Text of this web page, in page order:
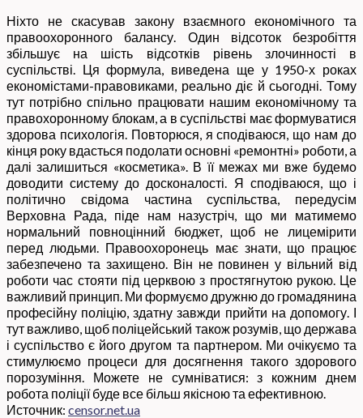
Ніхто не скасував закону взаємного економічного та
правоохоронного балансу. Один відсоток безробіття
збільшує на шість відсотків рівень злочинності в
суспільстві. Ця формула, виведена ще у 1950-х роках
економістами-правовиками, реально діє й сьогодні. Тому
тут потрібно спільно працювати нашим економічному та
правохоронному блокам, а в суспільстві має формуватися
здорова психологія. Повторюся, я сподіваюся, що нам до
кінця року вдасться подолати основні «ремонтні» роботи, а
далі залишиться «косметика». В її межах ми вже будемо
доводити систему до досконалості. Я сподіваюся, що і
політично свідома частина суспільства, передусім
Верховна Рада, піде нам назустріч, що ми матимемо
нормальний повноцінний бюджет, щоб не лицемірити
перед людьми. Правоохоронець має знати, що працює
забезпечено та захищено. Він не повинен у вільний від
роботи час стояти під церквою з простягнутою рукою. Це
важливий принцип. Ми формуємо дружню до громадянина
професійну поліцію, здатну завжди прийти на допомогу. І
тут важливо, щоб поліцейський також розумів, що держава
і суспільство є його другом та партнером. Ми очікуємо та
стимулюємо процеси для досягнення такого здорового
порозуміння. Можете не сумніватися: з кожним днем
робота поліції буде все більш якісною та ефективною.
Источник: censor.net.ua